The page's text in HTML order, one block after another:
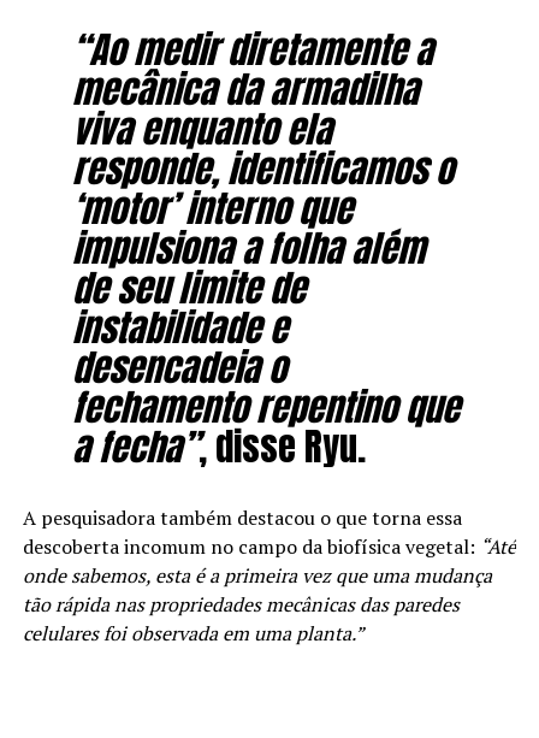
“Ao medir diretamente a
mecânica da armadilha
viva enquanto ela
responde, identificamos o
‘motor’ interno que
impulsiona a folha além
de seu limite de
instabilidade e
desencadeia o
fechamento repentino que
a fecha”, disse Ryu.
A pesquisadora também destacou o que torna essa
descoberta incomum no campo da biofísica vegetal: “Até
onde sabemos, esta é a primeira vez que uma mudança
tão rápida nas propriedades mecânicas das paredes
celulares foi observada em uma planta.”